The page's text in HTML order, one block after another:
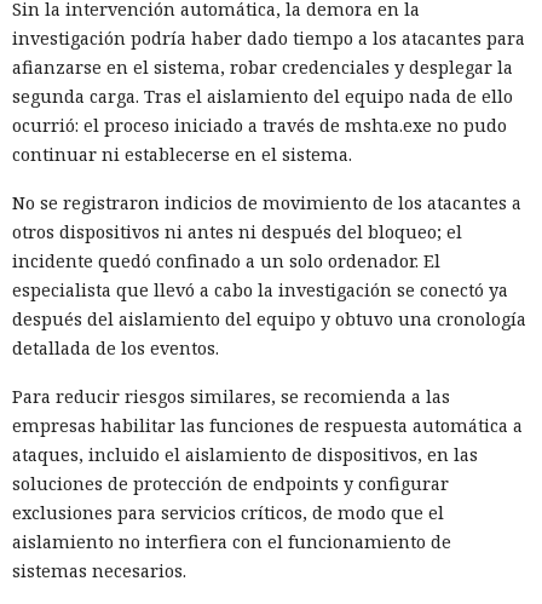
Sin la intervención automática, la demora en la
investigación podría haber dado tiempo a los atacantes para
afianzarse en el sistema, robar credenciales y desplegar la
segunda carga. Tras el aislamiento del equipo nada de ello
ocurrió: el proceso iniciado a través de mshta.exe no pudo
continuar ni establecerse en el sistema.
No se registraron indicios de movimiento de los atacantes a
otros dispositivos ni antes ni después del bloqueo; el
incidente quedó confinado a un solo ordenador. El
especialista que llevó a cabo la investigación se conectó ya
después del aislamiento del equipo y obtuvo una cronología
detallada de los eventos.
Para reducir riesgos similares, se recomienda a las
empresas habilitar las funciones de respuesta automática a
ataques, incluido el aislamiento de dispositivos, en las
soluciones de protección de endpoints y configurar
exclusiones para servicios críticos, de modo que el
aislamiento no interfiera con el funcionamiento de
sistemas necesarios.